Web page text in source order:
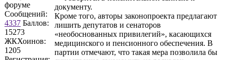
форуме
Сообщений:
4337 Баллов:
15273
ЖКХоинов:
1205
документу.
Кроме того, авторы законопроекта предлагают
лишить депутатов и сенаторов
«необоснованных привилегий», касающихся
медицинского и пенсионного обеспечения. В
партии отмечают, что такая мера позволила бы